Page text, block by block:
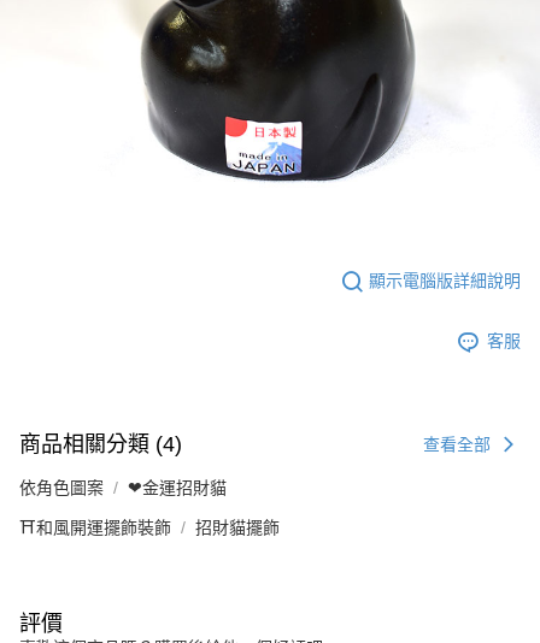
顯示電腦版詳細說明
客服
商品相關分類 (4) 查看全部
依角色圖案 ❤金運招財貓
⛩️和風開運擺飾裝飾 招財貓擺飾
評價